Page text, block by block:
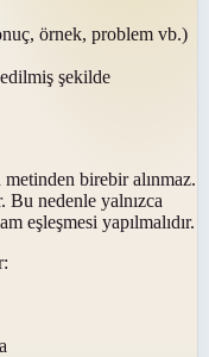
örnek, problem vb.)
şekilde
birebir alınmaz.
nedenle yalnızca
eşleşmesi yapılmalıdır.